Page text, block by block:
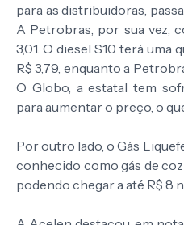
para as distribuidoras,
A Petrobras, por sua vez,
3,01. O diesel S10 terá uma
R$ 3,79, enquanto a
O Globo, a estatal tem
para aumentar o preço, o
Por outro lado, o Gás
conhecido como gás de
podendo chegar a até R$ 8